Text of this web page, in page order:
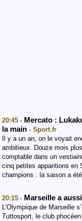
20:45 - Mercato :
la main - Sport.fr
Il y a un an, on le voyait
ambitieux. Douze mois
comptable dans un
cinq petites apparitions en
champions : la saison a
20:15 - Marseille a
L’Olympique de Marseille
Tuttosport, le club